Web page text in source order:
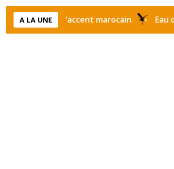
A LA UNE
prend l’accent marocain • Eau